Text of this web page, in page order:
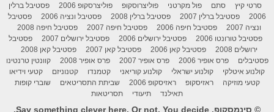
סרטי קיץ
סתם פול מקרטני פוליצרוסקופ פוליצרסקופ 2006
פסטיבל ברלין
2006
פסטיבל ברלין 2007 פסטיבל ברלין 2008 פסטיבל ונציה 2006
פסטיבל
ונציה 2007
פסטיבל חיפה 2006 פסטיבל חיפה 2007
פסטיבל חיפה 2008
פסטיבל טורונטו 2006
פסטיבל ירושלים 2006 פסטיבל ירושלים 2007
פסטיבל
ירושלים 2008
פסטיבל קאן 2006 פסטיבל קאן 2007
פסטיבל קאן 2008
פסטיבלים
פרס אופיר 2006 פרס אופיר 2007 פרס אופיר 2008
קוונטין טרנטינו
קולנוע איטלקי
קולנוע ישראלי קולנוע קוריאני קטמנדו קטנוניזם
קטעי וידיאו
קטעי מוזיקה
ראזיסקופ ראזיסקופ 2006 שביתת התסריטאים
שוברי קופות
תאילנד
תיעודי תסריטאות
© סינמסקופ. Say something clever here. Or not. You decide.